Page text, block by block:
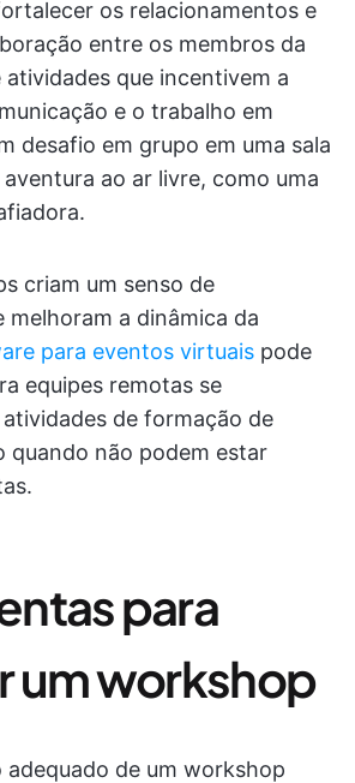
os relacionamentos e
entre os membros da
atividades que incentivem a
e o trabalho em
desafio em grupo em uma sala
ao ar livre, como uma
criam um senso de
melhoram a dinâmica da
para eventos virtuais pode
equipes remotas se
de formação de
quando não podem estar
para
um workshop
adequado de um workshop